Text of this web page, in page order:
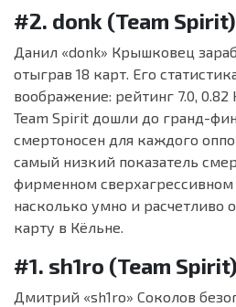
#2. donk (Team Spirit)
Данил «donk» Крышковец
отыграв 18 карт. Его
воображение: рейтинг 7.0, 0.82
Team Spirit дошли до гранд-
смертоносен для каждого
самый низкий показатель
фирменном сверхагрессивном
насколько умно и расчетливо
карту в Кёльне.
#1. sh1ro (Team Spirit)
Дмитрий «sh1ro» Соколов